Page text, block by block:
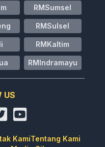
RMSumsel
RMSulsel
RMKaltim
RMIndramayu
US
KamiTentang Kami